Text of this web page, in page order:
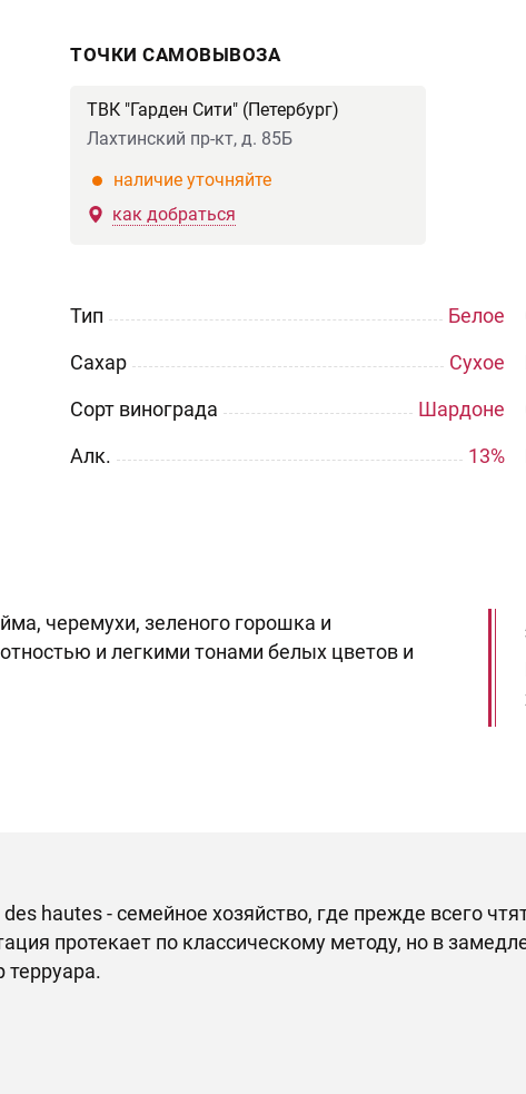
ТОЧКИ САМОВЫВОЗА
ТВК "Гарден Сити" (Петербург)
Лахтинский пр-кт, д. 85Б
наличие уточняйте
как добраться
Тип
Белое
Сахар
Сухое
Сорт винограда
Шардоне
Aлк.
13%
черемухи, зеленого горошка и
и легкими тонами белых цветов и
hautes - семейное хозяйство, где прежде всего
протекает по классическому методу, но в
терруара.